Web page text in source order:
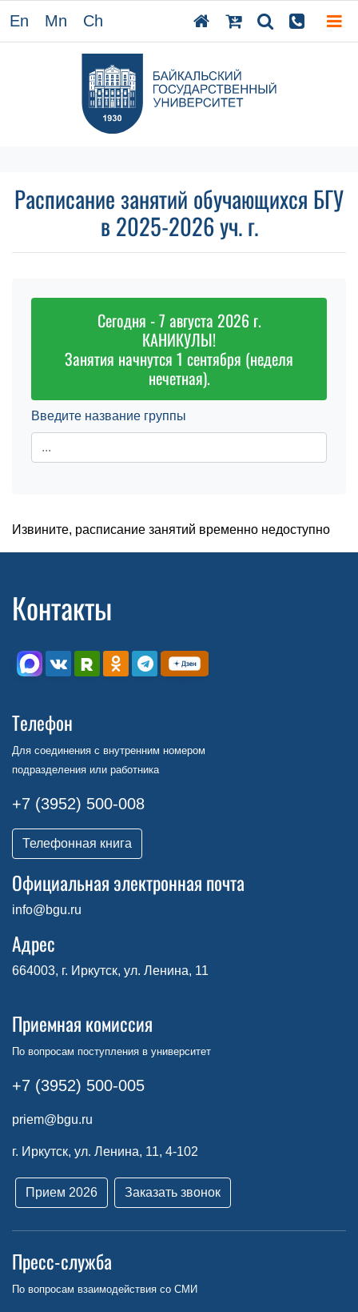
En Mn Ch
Расписание занятий обучающихся БГУ
в 2025-2026 уч. г.
Сегодня - 7 августа 2026 г.
КАНИКУЛЫ!
Занятия начнутся 1 сентября (неделя
нечетная).
Введите название группы
Извините, расписание занятий временно недоступно
Контакты
Телефон
Для соединения с внутренним номером
подразделения или работника
+7 (3952) 500-008
Телефонная книга
Официальная электронная почта
info@bgu.ru
Адрес
664003, г. Иркутск, ул. Ленина, 11
Приемная комиссия
По вопросам поступления в университет
+7 (3952) 500-005
priem@bgu.ru
г. Иркутск, ул. Ленина, 11, 4-102
Прием 2026 Заказать звонок
Пресс-служба
По вопросам взаимодействия со СМИ